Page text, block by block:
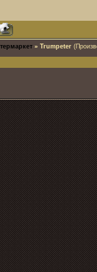
» Trumpeter